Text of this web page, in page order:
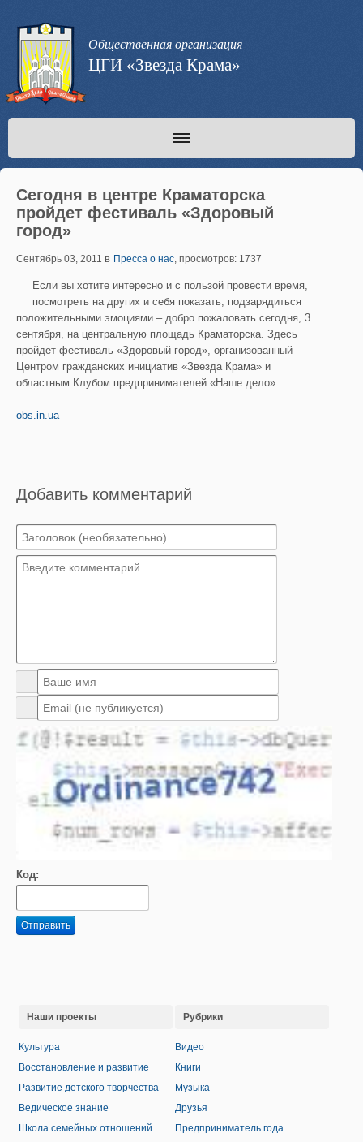
Общественная организация
ЦГИ «Звезда Крама»
Сегодня в центре Краматорска
пройдет фестиваль «Здоровый
город»
Сентябрь 03, 2011 в Пресса о нас, просмотров: 1737
Если вы хотите интересно и с пользой провести время,
посмотреть на других и себя показать, подзарядиться
положительными эмоциями – добро пожаловать сегодня, 3
сентября, на центральную площадь Краматорска. Здесь
пройдет фестиваль «Здоровый город», организованный
Центром гражданских инициатив «Звезда Крама» и
областным Клубом предпринимателей «Наше дело».
obs.in.ua
Добавить комментарий
Код:
Отправить
Наши проекты
Культура
Восстановление и развитие
Развитие детского творчества
Ведическое знание
Школа семейных отношений
Рубрики
Видео
Книги
Музыка
Друзья
Предприниматель года